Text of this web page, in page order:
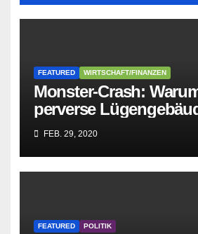
FEATURED WIRTSCHAFT/FINANZEN
Monster-Crash:
perverse
Sozialisten in sich
zusammenbricht!
FEB. 29, 2020
FEATURED POLITIK